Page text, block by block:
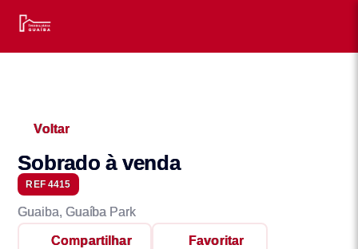
Voltar
Sobrado à venda
REF 4415
Guaiba, Guaíba Park
Compartilhar Favoritar